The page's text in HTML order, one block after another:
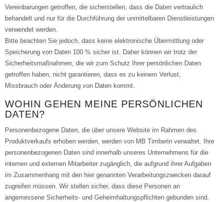
Vereinbarungen getroffen, die sicherstellen, dass die Daten vertraulich
behandelt und nur für die Durchführung der unmittelbaren Dienstleistungen
verwendet werden.
Bitte beachten Sie jedoch, dass keine elektronische Übermittlung oder
Speicherung von Daten 100 % sicher ist. Daher können wir trotz der
Sicherheitsmaßnahmen, die wir zum Schutz Ihrer persönlichen Daten
getroffen haben, nicht garantieren, dass es zu keinem Verlust,
Missbrauch oder Änderung von Daten kommt.
WOHIN GEHEN MEINE PERSÖNLICHEN
DATEN?
Personenbezogene Daten, die über unsere Website im Rahmen des
Produktverkaufs erhoben werden, werden von MB Timberin verwaltet. Ihre
personenbezogenen Daten sind innerhalb unseres Unternehmens für die
internen und externen Mitarbeiter zugänglich, die aufgrund ihrer Aufgaben
im Zusammenhang mit den hier genannten Verarbeitungszwecken darauf
zugreifen müssen. Wir stellen sicher, dass diese Personen an
angemessene Sicherheits- und Geheimhaltungspflichten gebunden sind.